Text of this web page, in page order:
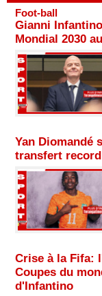
Foot-ball
Gianni
Mondial 2030
Yan Diomandé
transfert
Crise à la Fifa:
Coupes du
d'Infantino